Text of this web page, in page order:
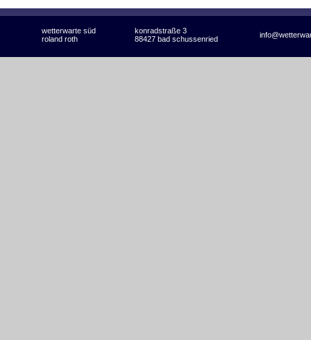
wetterwarte süd konradstraße 3
roland roth 88427 bad schussenried